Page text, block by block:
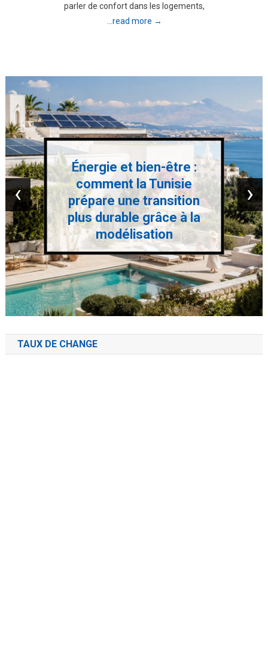
parler de confort dans les logements,
...read more →
Énergie et bien-être :
comment la Tunisie
prépare une transition
plus durable grâce à la
modélisation
‹ ›
TAUX DE CHANGE